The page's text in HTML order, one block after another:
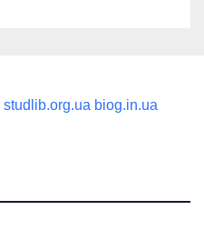
studlib.org.ua biog.in.ua